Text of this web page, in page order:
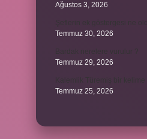
Ağustos 3, 2026
Temmuz 30, 2026
Temmuz 29, 2026
Temmuz 25, 2026